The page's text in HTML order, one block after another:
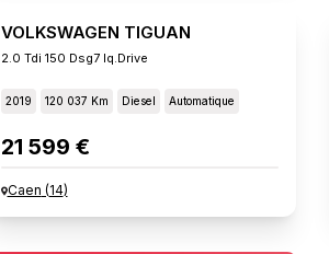
VOLKSWAGEN TIGUAN
2.0 Tdi 150 Dsg7 Iq.drive
2019 120 037 Km Diesel Automatique
21 599 €
Caen (14)